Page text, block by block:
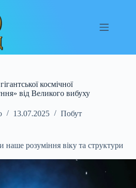
космічної
від Великого вибуху
13.07.2025 Побут
наше розуміння віку та структури